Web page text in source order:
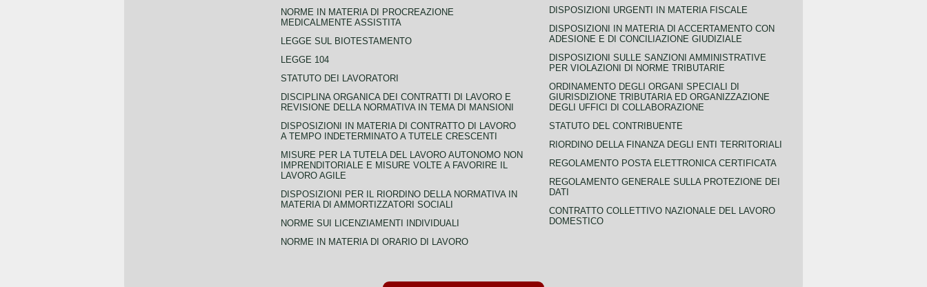
NORME IN MATERIA DI PROCREAZIONE
MEDICALMENTE ASSISTITA
LEGGE SUL BIOTESTAMENTO
LEGGE 104
STATUTO DEI LAVORATORI
DISCIPLINA ORGANICA DEI CONTRATTI DI LAVORO E
REVISIONE DELLA NORMATIVA IN TEMA DI MANSIONI
DISPOSIZIONI IN MATERIA DI CONTRATTO DI LAVORO
A TEMPO INDETERMINATO A TUTELE CRESCENTI
MISURE PER LA TUTELA DEL LAVORO AUTONOMO NON
IMPRENDITORIALE E MISURE VOLTE A FAVORIRE IL
LAVORO AGILE
DISPOSIZIONI PER IL RIORDINO DELLA NORMATIVA IN
MATERIA DI AMMORTIZZATORI SOCIALI
NORME SUI LICENZIAMENTI INDIVIDUALI
NORME IN MATERIA DI ORARIO DI LAVORO
DISPOSIZIONI URGENTI IN MATERIA FISCALE
DISPOSIZIONI IN MATERIA DI ACCERTAMENTO CON
ADESIONE E DI CONCILIAZIONE GIUDIZIALE
DISPOSIZIONI SULLE SANZIONI AMMINISTRATIVE
PER VIOLAZIONI DI NORME TRIBUTARIE
ORDINAMENTO DEGLI ORGANI SPECIALI DI
GIURISDIZIONE TRIBUTARIA ED ORGANIZZAZIONE
DEGLI UFFICI DI COLLABORAZIONE
STATUTO DEL CONTRIBUENTE
RIORDINO DELLA FINANZA DEGLI ENTI TERRITORIALI
REGOLAMENTO POSTA ELETTRONICA CERTIFICATA
REGOLAMENTO GENERALE SULLA PROTEZIONE DEI
DATI
CONTRATTO COLLETTIVO NAZIONALE DEL LAVORO
DOMESTICO